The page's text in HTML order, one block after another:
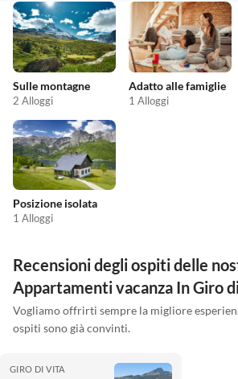
Sulle montagne
2 Alloggi
Adatto alle famiglie
1 Alloggi
Posizione isolata
1 Alloggi
Recensioni degli ospiti delle
Appartamenti vacanza In Giro
Vogliamo offrirti sempre la migliore
ospiti sono già convinti.
GIRO DI VITA